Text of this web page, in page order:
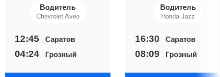
Водитель
Chevrolet Aveo
12:45 Саратов
04:24 Грозный
Водитель
Honda Jazz
16:30 Саратов
08:09 Грозный